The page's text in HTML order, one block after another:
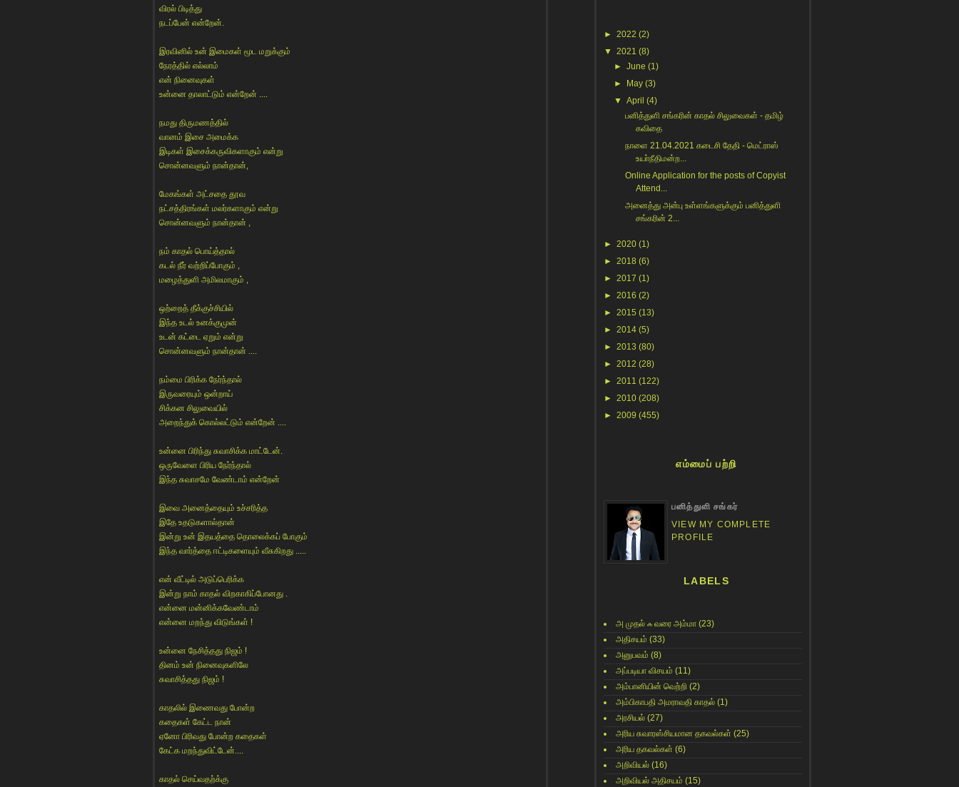
விரல் பிடித்து
நடப்பேன் என்றேன்.
இரவினில் உன் இமைகள் மூட மறுக்கும்
நேரத்தில் எல்லாம்
என் நினைவுகள்
உன்னை தாலாட்டும் என்றேன் ....
நமது திருமணத்தில்
வானம் இசை அமைக்க
இடிகள் இசைக்கருவிகளாகும் என்று
சொன்னவளும் நான்தான்,
மேகங்கள் அட்சதை தூவ
நட்சத்திரங்கள் மலர்களாகும் என்று
சொன்னவளும் நான்தான் ,
நம் காதல் பொய்த்தால்
கடல் நீர் வற்றிப்போகும் ,
மழைத்துளி அமிலமாகும் ,
ஒற்றைத் தீக்குச்சியில்
இந்த உடல் உனக்குமுன்
உடன் கட்டை ஏறும் என்று
சொன்னவளும் நான்தான் ....
நம்மை பிரிக்க நேர்ந்தால்
இருவரையும் ஒன்றாய்
சிக்கன சிலுவையில்
அறைந்துக் கொல்லட்டும் என்றேன் ....
உன்னை பிரிந்து சுவாசிக்க மாட்டேன்.
ஒருவேளை பிரிய நேர்ந்தால்
இந்த சுவாசமே வேண்டாம் என்றேன்
இவை அனைத்தையும் உச்சரித்த
இதே உதடுகளால்தான்
இன்று உன் இதயத்தை தொலைக்கப் போகும்
இந்த வார்த்தை ஈட்டிகளையும் வீசுகிறது .....
என் வீட்டில் அடுப்பெரிக்க
இன்று நாம் காதல் விறகாகிப்போனது .
என்னை மன்னிக்கவேண்டாம்
என்னை மறந்து விடுங்கள் !
உன்னை நேசித்தது நிஜம் !
தினம் உன் நினைவுகளிலே
சுவாசித்தது நிஜம் !
காதலில் இணைவது போன்ற
கதைகள் கேட்ட நான்
ஏனோ பிரிவது போன்ற கதைகள்
கேட்க மறந்துவிட்டேன்....
காதல் செய்வதற்க்கு
► 2022 (2)
▼ 2021 (8)
►June (1)
►
May (3)
▼ April (4)
பனித்துளி சங்கரின் காதல் சிலுவைகள் - தமிழ்
கவிதை
நாளை 21.04.2021 கடைசி தேதி - மெட்ராஸ்
உயா்நீதிமன்ற...
Online Application for the posts of Copyist
Attend...
அனைத்து அன்பு உள்ளங்களுக்கும் பனித்துளி
சங்கரின் 2...
► 2020 (1)
► 2018 (6)
► 2017 (1)
► 2016 (2)
► 2015 (13)
► 2014 (5)
► 2013 (80)
► 2012 (28)
► 2011 (122)
► 2010 (208)
► 2009 (455)
எம்மைப் பற்றி
பனித்துளி சங்கர்
VIEW MY COMPLETE
PROFILE
LABELS
அ முதல் ஃ வரை அம்மா (23)
அதிசயம் (33)
அனுபவம் (8)
அப்படியா விசயம் (11)
அம்பானியின் வெற்றி (2)
அம்பிகாபதி அமராவதி காதல் (1)
அரசியல் (27)
அரிய சுவாரஸ்சியமான தகவல்கள் (25)
அரிய தகவல்கள் (6)
அறிவியல் (16)
அறிவியல் அதிசயம் (15)